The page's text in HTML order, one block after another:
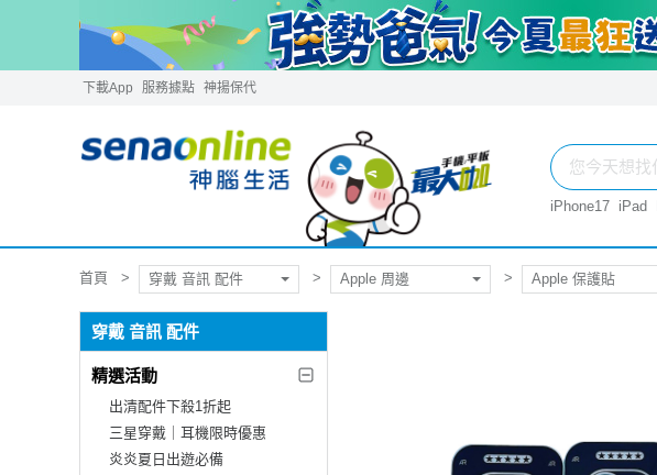
下載App 服務據點 神揚保代
iPhone17 iPad
首頁 穿戴 音訊 配件 Apple 周邊 Apple 保護貼
穿戴 音訊 配件
精選活動
出清配件下殺1折起
三星穿戴｜耳機限時優惠
炎炎夏日出遊必備